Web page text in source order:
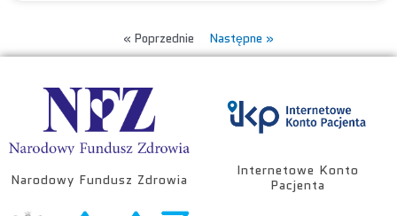
« Poprzednie Następne »
Narodowy Fundusz Zdrowia
Internetowe Konto
Pacjenta